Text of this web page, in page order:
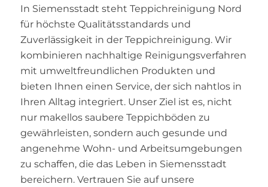
In Siemensstadt steht Teppichreinigung Nord
für höchste Qualitätsstandards und
Zuverlässigkeit in der Teppichreinigung. Wir
kombinieren nachhaltige Reinigungsverfahren
mit umweltfreundlichen Produkten und
bieten Ihnen einen Service, der sich nahtlos in
Ihren Alltag integriert. Unser Ziel ist es, nicht
nur makellos saubere Teppichböden zu
gewährleisten, sondern auch gesunde und
angenehme Wohn- und Arbeitsumgebungen
zu schaffen, die das Leben in Siemensstadt
bereichern. Vertrauen Sie auf unsere